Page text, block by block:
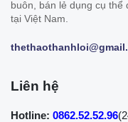
buôn, bán lẻ dụng cụ
tại Việt Nam.
Liên hệ
Hotline: 0862.52.52.96